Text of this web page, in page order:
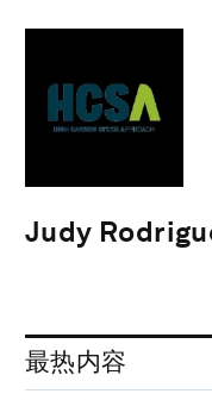
Judy
最热内容